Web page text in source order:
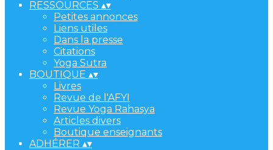
RESSOURCES ▴▾
Petites annonces
Liens utiles
Dans la presse
Citations
Yoga Sutra
BOUTIQUE ▴▾
Livres
Revue de l'AFYI
Revue Yoga Rahasya
Articles divers
Boutique enseignants
ADHÉRER ▴▾